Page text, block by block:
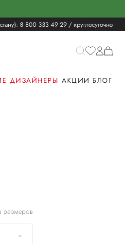
8 800 333 49 29 / круглосуточно
ДИЗАЙНЕРЫ АКЦИИ БЛОГ
размеров